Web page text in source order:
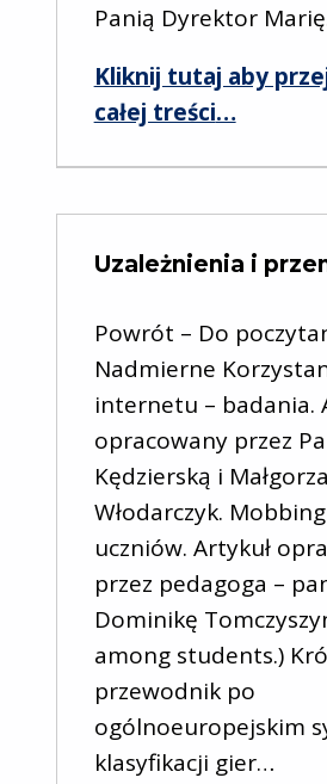
Panią Dyrektor
Kliknij tutaj aby
całej treści
“Inne”
…
Uzależnienia i
Powrót – Do
Nadmierne
internetu – badania.
opracowany przez
Kędzierską i
Włodarczyk.
uczniów. Artykuł
przez pedagoga –
Dominikę
among students.)
przewodnik po
ogólnoeuropejskim
klasyfikacji gier…